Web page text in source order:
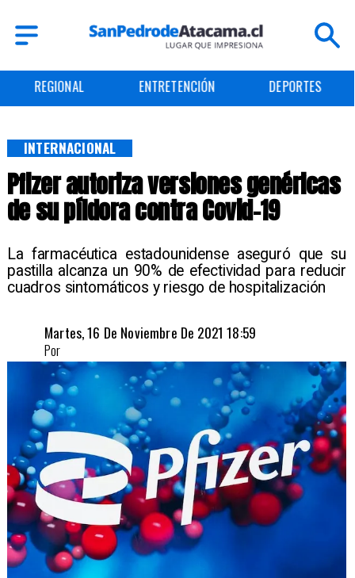
ENTRETENCIÓN DEPORTES CULTURA
Pfizer autoriza versiones genéricas
de su píldora contra Covid-19
La farmacéutica estadounidense aseguró que su
pastilla alcanza un 90% de efectividad para reducir
cuadros sintomáticos y riesgo de hospitalización
INTERNACIONAL
Martes, 16 De Noviembre De 2021 18:59
Por